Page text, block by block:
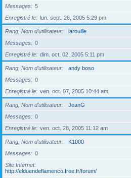
Messages
5
Enregistré le
lun. sept. 26, 2005 5:29 pm
Rang, Nom d’utilisateur
larouille
Messages
0
Enregistré le
dim. oct. 02, 2005 5:11 pm
Rang, Nom d’utilisateur
andy boso
Messages
0
Enregistré le
ven. oct. 07, 2005 10:44 am
Rang, Nom d’utilisateur
JeanG
Messages
0
Enregistré le
ven. oct. 28, 2005 11:12 am
Rang, Nom d’utilisateur
K1000
Messages
0
Site Internet
http://elduendeflamenco.free.fr/forum/